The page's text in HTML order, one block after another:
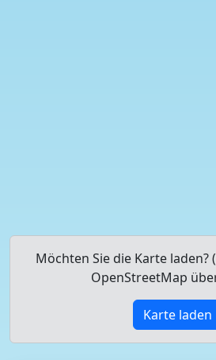
Möchten Sie die Karte laden?
OpenStreetMap
Karte laden